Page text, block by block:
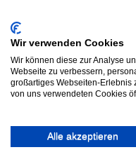
Wir verwenden Cookies
Wir können diese zur Analyse
Webseite zu verbessern,
großartiges Webseiten-Erlebnis
von uns verwendeten Cookies
Alle akzeptieren